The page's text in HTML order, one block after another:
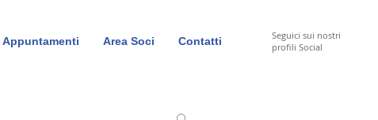
Appuntamenti Area Soci Contatti
Seguici sui nostri
profili Social